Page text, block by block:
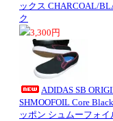
ックス CHARCOAL/
ク
3,300円
ADIDAS SB
SHMOOFOIL Core
ッポン シュムーフォ